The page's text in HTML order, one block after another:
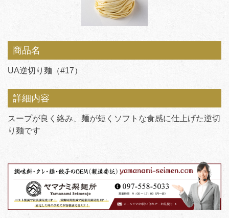
商品名
UA逆切り麺（#17）
詳細内容
スープが良く絡み、麺が短くソフトな食感に仕上げた逆切
り麺です